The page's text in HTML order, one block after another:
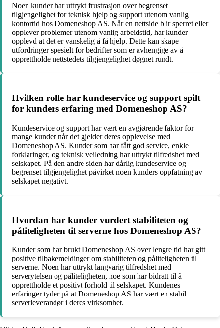
Noen kunder har uttrykt frustrasjon over begrenset
tilgjengelighet for teknisk hjelp og support utenom vanlig
kontortid hos Domeneshop AS. Når en nettside blir sperret eller
opplever problemer utenom vanlig arbeidstid, har kunder
opplevd at det er vanskelig å få hjelp. Dette kan skape
utfordringer spesielt for bedrifter som er avhengige av å
opprettholde nettstedets tilgjengelighet døgnet rundt.
Hvilken rolle har kundeservice og support spilt
for kunders erfaring med Domeneshop AS?
Kundeservice og support har vært en avgjørende faktor for
mange kunder når det gjelder deres opplevelse med
Domeneshop AS. Kunder som har fått god service, enkle
forklaringer, og teknisk veiledning har uttrykt tilfredshet med
selskapet. På den andre siden har dårlig kundeservice og
begrenset tilgjengelighet påvirket noen kunders oppfatning av
selskapet negativt.
Hvordan har kunder vurdert stabiliteten og
påliteligheten til serverne hos Domeneshop AS?
Kunder som har brukt Domeneshop AS over lengre tid har gitt
positive tilbakemeldinger om stabiliteten og påliteligheten til
serverne. Noen har uttrykt langvarig tilfredshet med
serverytelsen og påliteligheten, noe som har bidratt til å
opprettholde et positivt forhold til selskapet. Kundenes
erfaringer tyder på at Domeneshop AS har vært en stabil
serverleverandør i deres virksomhet.